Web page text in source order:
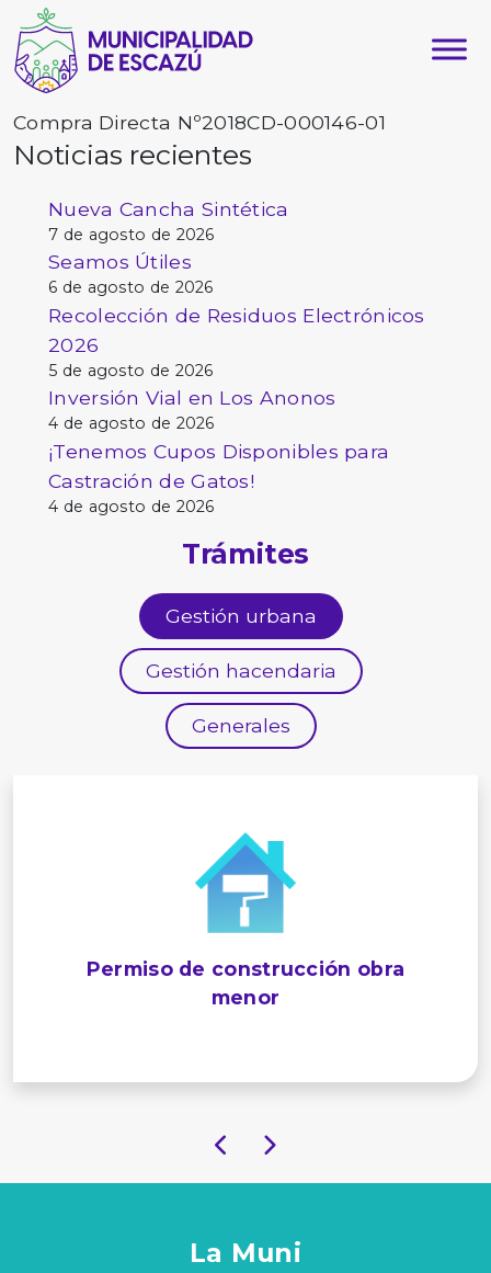
Compra Directa Nº2018CD-000146-01
Noticias recientes
Nueva Cancha Sintética
7 de agosto de 2026
Seamos Útiles
6 de agosto de 2026
Recolección de Residuos Electrónicos
2026
5 de agosto de 2026
Inversión Vial en Los Anonos
4 de agosto de 2026
¡Tenemos Cupos Disponibles para
Castración de Gatos!
4 de agosto de 2026
Trámites
Gestión urbana
Gestión hacendaria
Generales
Permiso de construcción obra
menor
La Muni